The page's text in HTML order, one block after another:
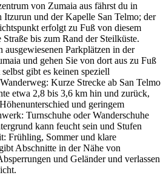
von Zumaia aus fährst du in
Itzurun und der Kapelle San Telmo; der
erfolgt zu Fuß von diesem
bis zum Rand der Steilküste.
ausgewiesenen Parkplätzen in der
und gehen Sie von dort aus zu Fuß
gibt es keinen speziell
Kurze Strecke ab San Telmo
etwa 2,8 bis 3,6 km hin und zurück,
und geringem
Turnschuhe oder Wanderschuhe
kann feucht sein und Stufen
Frühling, Sommer und klare
Abschnitte in der Nähe von
und Geländer und verlassen